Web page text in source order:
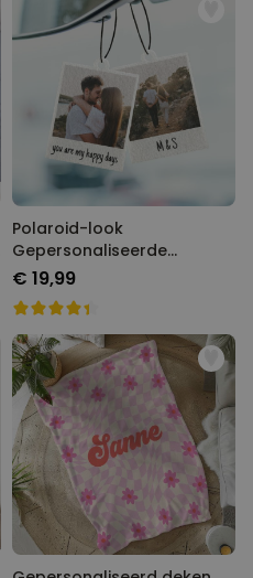
Polaroid-look
Gepersonaliseerde
Geurhanger set van 2
€ 19,99